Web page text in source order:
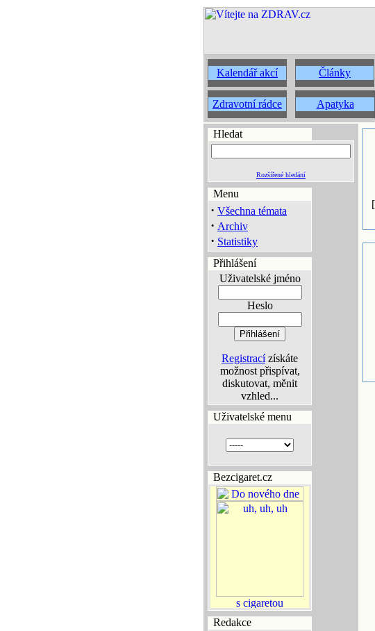
Kalendář akcí Články
Zdravotní rádce Apatyka
Hledat
Rozšířené hledání
Menu
· Všechna témata
· Archiv
· Statistiky
Přihlášení
Uživatelské jméno
Heslo
Registracízískáte
možnost přispívat,
diskutovat, měnit
vzhled...
Uživatelské menu
Bezcigaret.cz
Redakce
[